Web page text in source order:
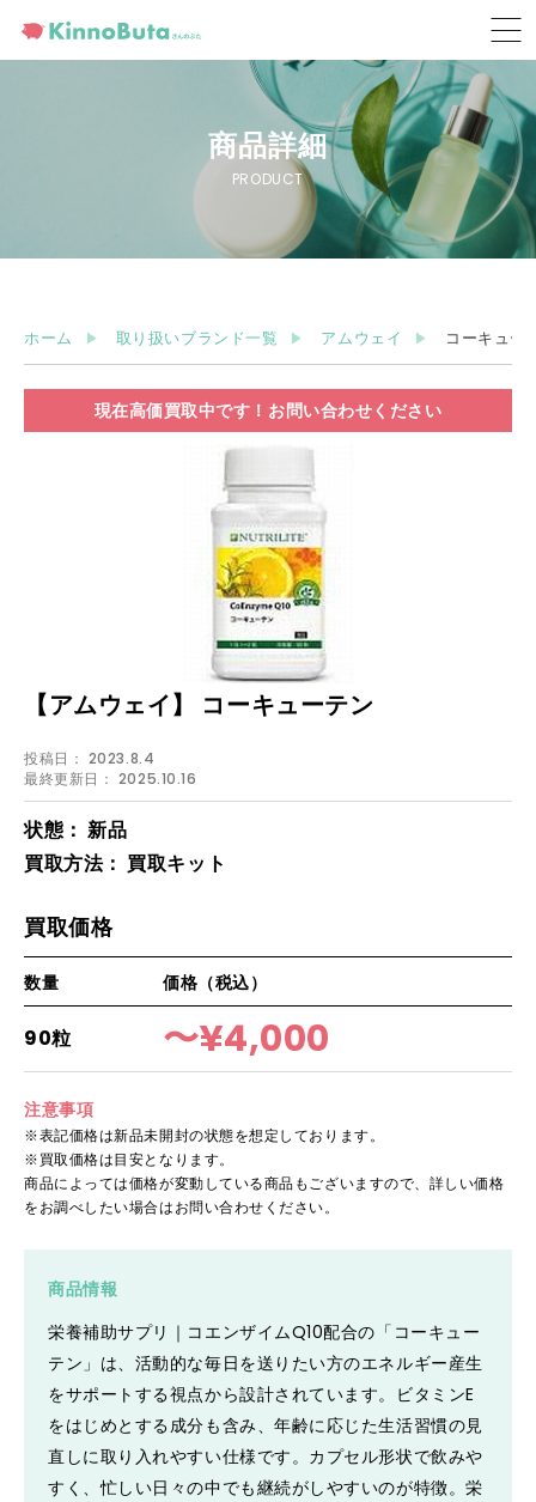
商品詳細
PRODUCT
ホーム 取り扱いブランド一覧 アムウェイ コーキュー
現在高価買取中です！お問い合わせください
【アムウェイ】 コーキューテン
投稿日： 2023.8.4
最終更新日： 2025.10.16
状態： 新品
買取方法： 買取キット
買取価格
数量 価格 （税込）
90粒 〜¥4,000
注意事項
※表記価格は新品未開封の状態を想定しております。
※買取価格は目安となります。
商品によっては価格が変動している商品もございますので、詳しい価格
をお調べしたい場合はお問い合わせください。
商品情報
栄養補助サプリ｜コエンザイムQ10配合の「コーキュー
テン」は、活動的な毎日を送りたい方のエネルギー産生
をサポートする視点から設計されています。ビタミンE
をはじめとする成分も含み、年齢に応じた生活習慣の見
直しに取り入れやすい仕様です。カプセル形状で飲みや
すく、忙しい日々の中でも継続がしやすいのが特徴。栄